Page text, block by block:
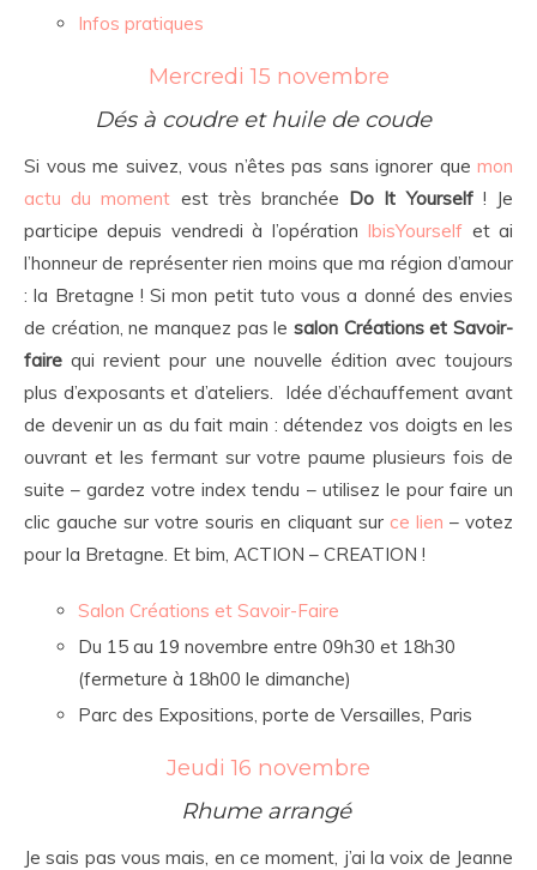
Infos pratiques
Mercredi 15 novembre
Dés à coudre et huile de coude
Si vous me suivez, vous n’êtes pas sans ignorer que mon
actu du moment est très branchée Do It Yourself! Je
participe depuis vendredi à l’opération IbisYourself et ai
l’honneur de représenter rien moins que ma région d’amour
: la Bretagne ! Si mon petit tuto vous a donné des envies
de création, ne manquez pas le salon Créations et Savoir-
faire qui revient pour une nouvelle édition avec toujours
plus d’exposants et d’ateliers. Idée d’échauffement avant
de devenir un as du fait main : détendez vos doigts en les
ouvrant et les fermant sur votre paume plusieurs fois de
suite – gardez votre index tendu – utilisez le pour faire un
clic gauche sur votre souris en cliquant sur ce lien – votez
pour la Bretagne. Et bim, ACTION – CREATION !
Salon Créations et Savoir-Faire
Du 15 au 19 novembre entre 09h30 et 18h30
(fermeture à 18h00 le dimanche)
Parc des Expositions, porte de Versailles, Paris
Jeudi 16 novembre
Rhume arrangé
Je sais pas vous mais, en ce moment, j’ai la voix de Jeanne